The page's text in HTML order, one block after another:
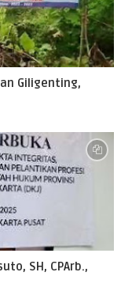
Giligenting,
SH, CPArb.,